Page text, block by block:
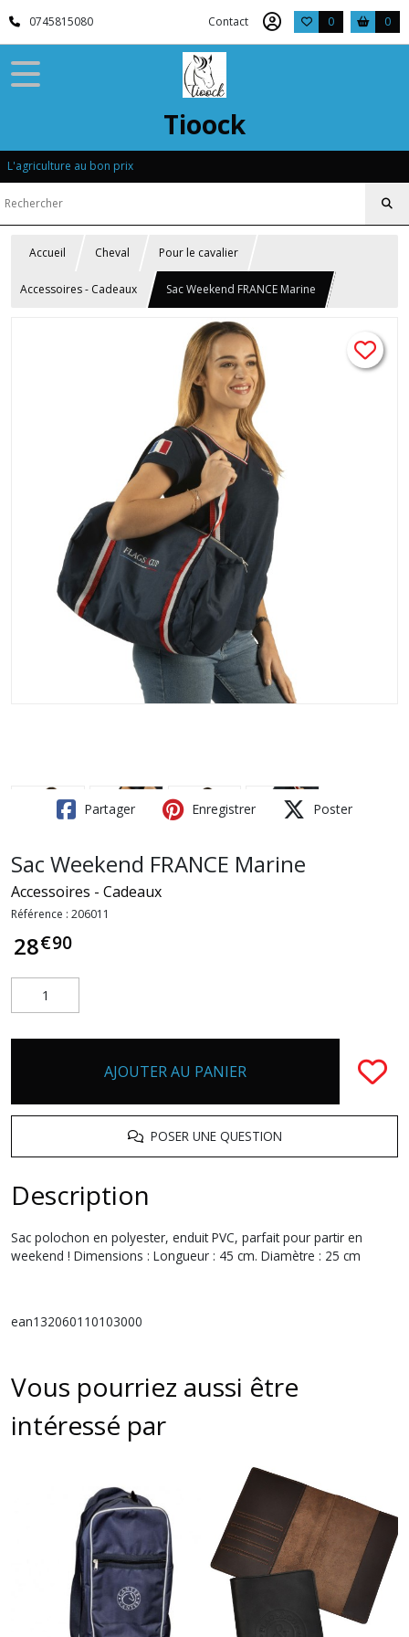
0745815080 Contact 0 0
Tioock
L'agriculture au bon prix
Accueil Cheval Pour le cavalier
Accessoires - Cadeaux Sac Weekend FRANCE Marine
Partager Enregistrer Poster
Sac Weekend FRANCE Marine
Accessoires - Cadeaux
Référence : 206011
28€90
AJOUTER AU PANIER
POSER UNE QUESTION
Description
Sac polochon en polyester, enduit PVC, parfait pour partir en
weekend ! Dimensions : Longueur : 45 cm. Diamètre : 25 cm
ean132060110103000
Vous pourriez aussi être
intéressé par